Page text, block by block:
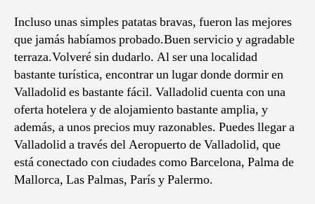
Incluso unas simples patatas bravas, fueron las mejores
que jamás habíamos probado.Buen servicio y agradable
terraza.Volveré sin dudarlo. Al ser una localidad
bastante turística, encontrar un lugar donde dormir en
Valladolid es bastante fácil. Valladolid cuenta con una
oferta hotelera y de alojamiento bastante amplia, y
además, a unos precios muy razonables. Puedes llegar a
Valladolid a través del Aeropuerto de Valladolid, que
está conectado con ciudades como Barcelona, Palma de
Mallorca, Las Palmas, París y Palermo.